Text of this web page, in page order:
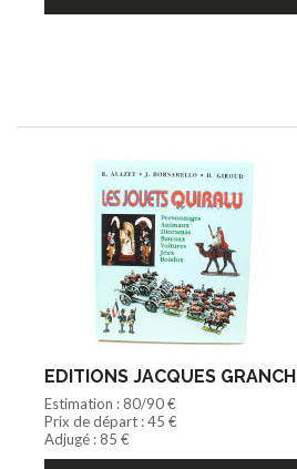
EDITIONS JACQUES
Estimation : 80/90 €
Prix de départ : 45 €
Adjugé : 85 €